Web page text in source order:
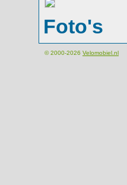
Foto's
© 2000-2026 Velomobiel.nl